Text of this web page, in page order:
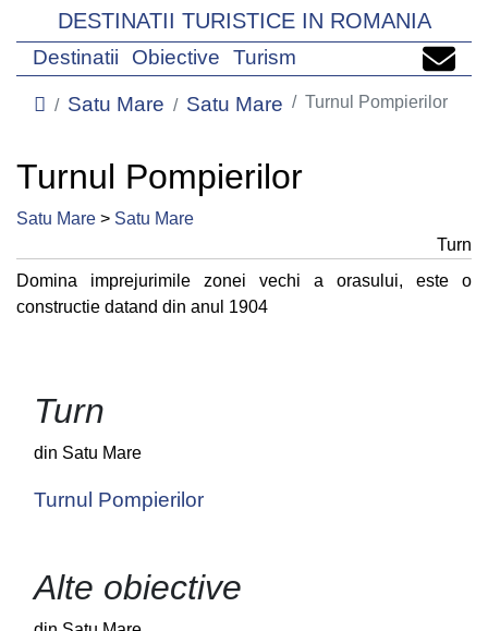
DESTINATII TURISTICE IN ROMANIA
Destinatii Obiective Turism
Satu Mare Satu Mare Turnul Pompierilor
Turnul Pompierilor
Satu Mare > Satu Mare
Turn
Domina imprejurimile zonei vechi a orasului, este o
constructie datand din anul 1904
Turn
din Satu Mare
Turnul Pompierilor
Alte obiective